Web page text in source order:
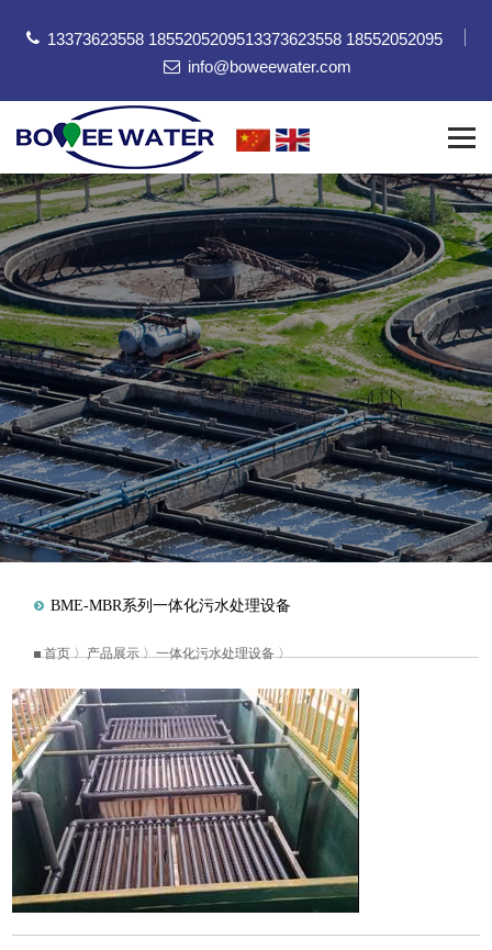
13373623558 1855205209513373623558 18552052095
info@boweewater.com
BME-MBR系列一体化污水处理设备
首页〉产品展示〉一体化污水处理设备〉